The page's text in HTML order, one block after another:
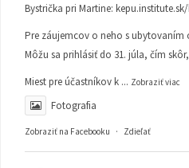
Bystrička pri Martine:
Pre záujemcov o neho s ubytovaním
Môžu sa prihlásiť do 31. júla, čím
Miest pre účastníkov k ... Zobraziť viac
Fotografia
Zobraziť na Facebooku · Zdieľať